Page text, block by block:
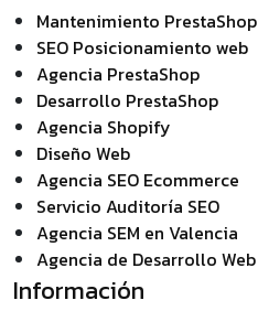
Mantenimiento PrestaShop
SEO Posicionamiento web
Agencia PrestaShop
Desarrollo PrestaShop
Agencia Shopify
Diseño Web
Agencia SEO Ecommerce
Servicio Auditoría SEO
Agencia SEM en Valencia
Agencia de Desarrollo Web
Información